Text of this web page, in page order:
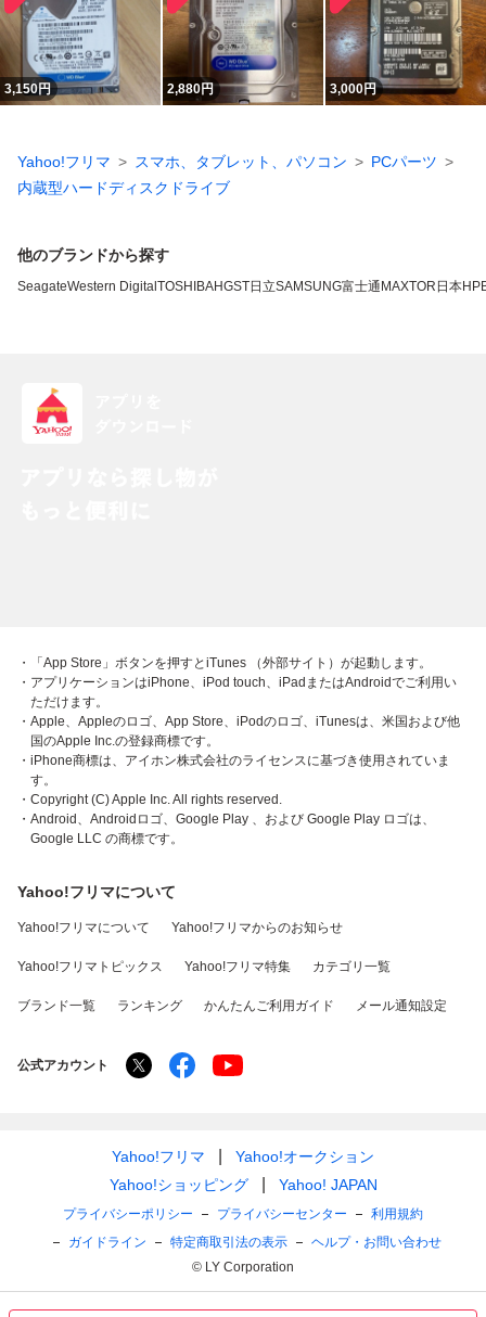
3,150円 2,880円 3,000円
Yahoo!フリマ スマホ、タブレット、パソコン
PCパーツ
内蔵型ハードディスクドライブ
他のブランドから探す
SeagateWestern Digital TOSHIBAHGST日立SAMSUNG富士通 MAXTOR 日本HP
・「App Store」ボタンを押すとiTunes （外部サイト）が起動します。
・アプリケーションはiPhone、iPod touch、iPadまたはAndroidでご利用い
ただけます。
・Apple、Appleのロゴ、App Store、iPodのロゴ、iTunesは、米国および他
国のApple Inc.の登録商標です。
・iPhone商標は、アイホン株式会社のライセンスに基づき使用されていま
す。
・Copyright (C) Apple Inc. All rights reserved.
・Android、Androidロゴ、Google Play 、および Google Play ロゴは、
Google LLC の商標です。
Yahoo!フリマについて
Yahoo!フリマについて Yahoo!フリマからのお知らせ
Yahoo!フリマトピックス Yahoo!フリマ特集 カテゴリ一覧
ブランド一覧 ランキング かんたんご利用ガイド メール通知設定
公式アカウント
Yahoo!フリマ
Yahoo!オークション
Yahoo!ショッピング
Yahoo! JAPAN
プライバシーポリシー プライバシーセンター
利用規約
ガイドライン
特定商取引法の表示
ヘルプ・お問い合わせ
© LY Corporation